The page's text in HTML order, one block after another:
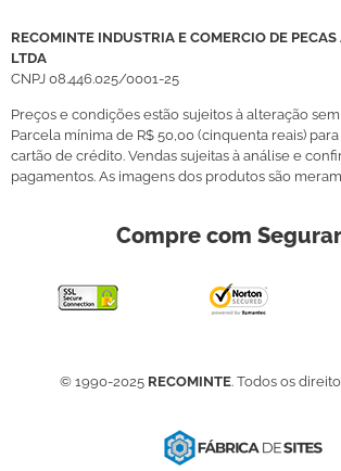
RECOMINTE INDUSTRIA E COMERCIO DE
LTDA
CNPJ 08.446.025/0001-25
Preços e condições estão sujeitos à alteração
Parcela mínima de R$ 50,00 (cinquenta reais)
cartão de crédito. Vendas sujeitas à análise e
pagamentos. As imagens dos produtos são
Compre com
© 1990-2025 RECOMINTE. Todos os